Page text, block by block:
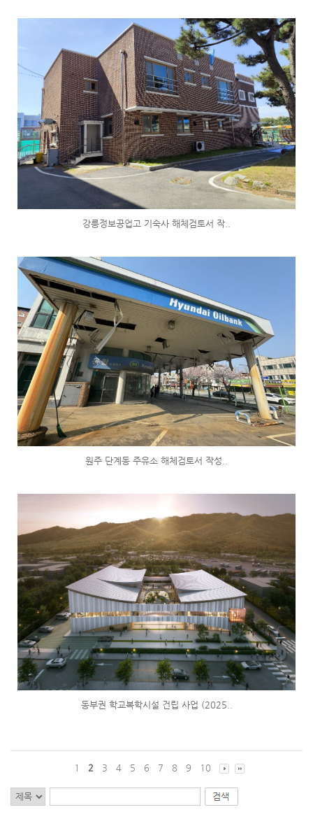
강릉정보공업고 기숙사 해체검토서 작..
원주 단계동 주유소 해체검토서 작성..
동부권 학교복학시설 건립 사업 (2025..
1 2 3 4 5 6 7 8 9 10